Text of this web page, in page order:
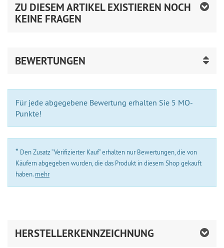
ZU DIESEM ARTIKEL EXISTIEREN NOCH
KEINE FRAGEN
BEWERTUNGEN
Für jede abgegebene Bewertung erhalten Sie 5 MO-
Punkte!
* Den Zusatz “Verifizierter Kauf” erhalten nur Bewertungen, die von
Käufern abgegeben wurden, die das Produkt in diesem Shop gekauft
haben. mehr
HERSTELLERKENNZEICHNUNG